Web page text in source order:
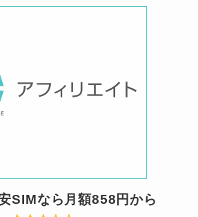
SIMなら月額858円から